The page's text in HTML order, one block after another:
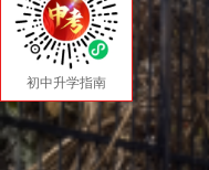
初中升学指南